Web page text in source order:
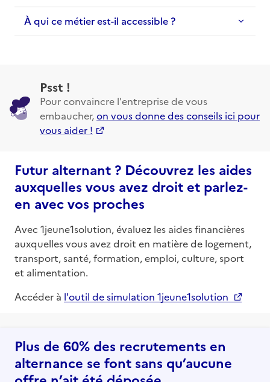
À qui ce métier est-il accessible ?
Psst !
Pour convaincre l'entreprise de vous
embaucher,on vous donne des conseils ici pour
vous aider !
Futur alternant ? Découvrez les aides
auxquelles vous avez droit et parlez-
en avec vos proches
Avec 1jeune1solution, évaluez les aides financières
auxquelles vous avez droit en matière de logement,
transport, santé, formation, emploi, culture, sport
et alimentation.
Accéder à l'outil de simulation 1jeune1solution
Plus de 60% des recrutements en
alternance se font sans qu’aucune